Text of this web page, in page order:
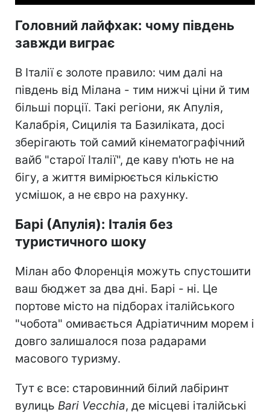
Головний лайфхак: чому південь
завжди виграє
В Італії є золоте правило: чим далі на
південь від Мілана - тим нижчі ціни й тим
більші порції. Такі регіони, як Апулія,
Калабрія, Сицилія та Базиліката, досі
зберігають той самий кінематографічний
вайб "старої Італії", де каву п'ють не на
бігу, а життя вимірюється кількістю
усмішок, а не євро на рахунку.
Барі (Апулія): Італія без
туристичного шоку
Мілан або Флоренція можуть спустошити
ваш бюджет за два дні. Барі - ні. Це
портове місто на підборах італійського
"чобота" омивається Адріатичним морем і
довго залишалося поза радарами
масового туризму.
Тут є все: старовинний білий лабіринт
вулиць Bari Vecchia, де місцеві італійські